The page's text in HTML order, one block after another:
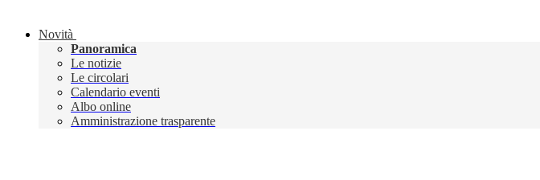
Novità
Panoramica
Le notizie
Le circolari
Calendario eventi
Albo online
Amministrazione trasparente